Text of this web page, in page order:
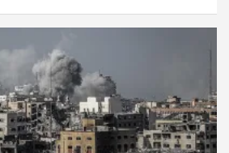
suç olmadığına